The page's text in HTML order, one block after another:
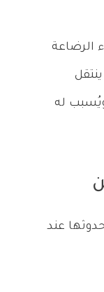
الرضاعة
له
عند